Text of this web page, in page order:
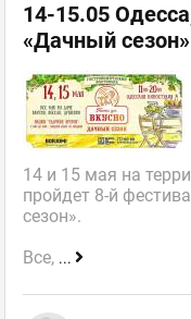
14-15.05
«Дачный сезон»
14 и 15 мая на
пройдет 8-й
сезон».
Все, ...